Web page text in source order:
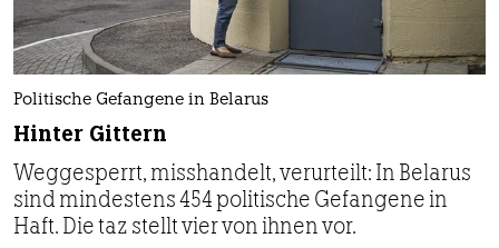
Politische Gefangene in Belarus
Hinter Gittern
Weggesperrt, misshandelt, verurteilt: In Belarus
sind mindestens 454 politische Gefangene in
Haft. Die taz stellt vier von ihnen vor.